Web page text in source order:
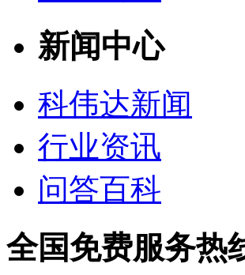
新闻中心
科伟达新闻
行业资讯
问答百科
全国免费服务热